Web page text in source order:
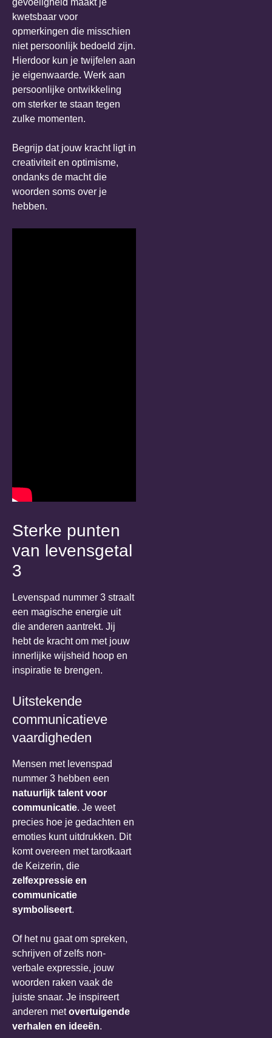
gevoeligheid maakt je
kwetsbaar voor
opmerkingen die misschien
niet persoonlijk bedoeld zijn.
Hierdoor kun je twijfelen aan
je eigenwaarde. Werk aan
persoonlijke ontwikkeling
om sterker te staan tegen
zulke momenten.
Begrijp dat jouw kracht ligt in
creativiteit en optimisme,
ondanks de macht die
woorden soms over je
hebben.
Sterke punten
van levensgetal
3
Levenspad nummer 3 straalt
een magische energie uit
die anderen aantrekt. Jij
hebt de kracht om met jouw
innerlijke wijsheid hoop en
inspiratie te brengen.
Uitstekende
communicatieve
vaardigheden
Mensen met levenspad
nummer 3 hebben een
natuurlijk talent voor
communicatie. Je weet
precies hoe je gedachten en
emoties kunt uitdrukken. Dit
komt overeen met tarotkaart
de Keizerin, die
zelfexpressie en
communicatie
symboliseert.
Of het nu gaat om spreken,
schrijven of zelfs non-
verbale expressie, jouw
woorden raken vaak de
juiste snaar. Je inspireert
anderen metovertuigende
verhalen en ideeën.